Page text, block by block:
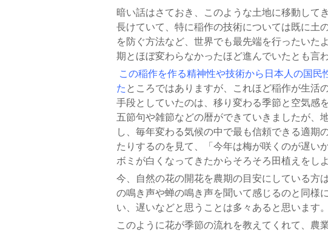
暗い話はさておき、このような土地に移動して
長けていて、特に稲作の技術については既に土
を防ぐ方法など、世界でも最先端を行ったいた
期とほぼ変わらなかったほど進んでいたとも言
この稲作を作る精神性や技術から日本人の国
た ところではありますが、これほど稲作が生活
手段としていたのは、移り変わる季節と空気感
五節句や雑節などの暦ができていきましたが、
し、毎年変わる気候の中で最も信頼できる適期
たりするのを見て、「今年は梅が咲くのが遅い
ボミが白くなってきたからそろそろ田植えをし
今、自然の花の開花を農期の目安にしている方
の鳴き声や蝉の鳴き声を聞いて感じるのと同様
い、遅いなどと思うことは多々あると思います。
このように花が季節の流れを教えてくれて、農